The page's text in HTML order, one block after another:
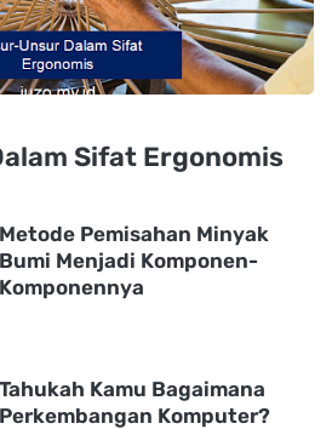
Sifat Ergonomis
Metode Pemisahan Minyak
Bumi Menjadi Komponen-
Komponennya
Tahukah Kamu Bagaimana
Perkembangan Komputer?